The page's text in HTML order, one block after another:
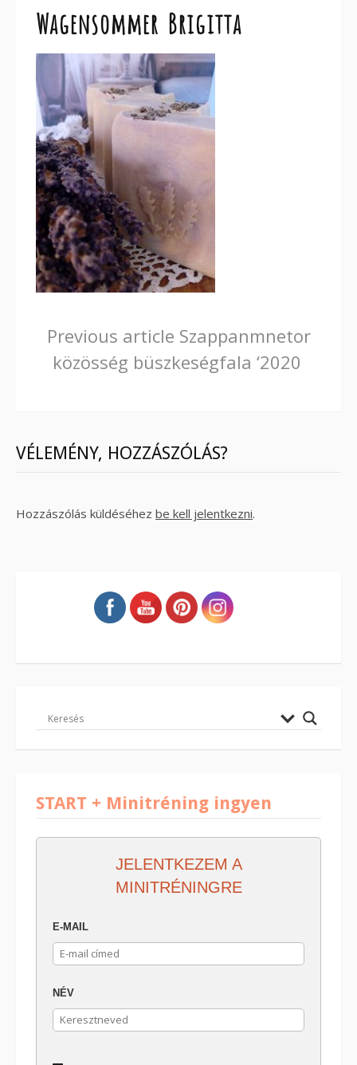
Wagensommer Brigitta
Continue
Reading
Previous article Szappanmnetor
közösség büszkeségfala ‘2020
VÉLEMÉNY, HOZZÁSZÓLÁS?
Hozzászólás küldéséhez be kell jelentkezni.
START + Minitréning ingyen
JELENTKEZEM A
MINITRÉNINGRE
E-MAIL
NÉV